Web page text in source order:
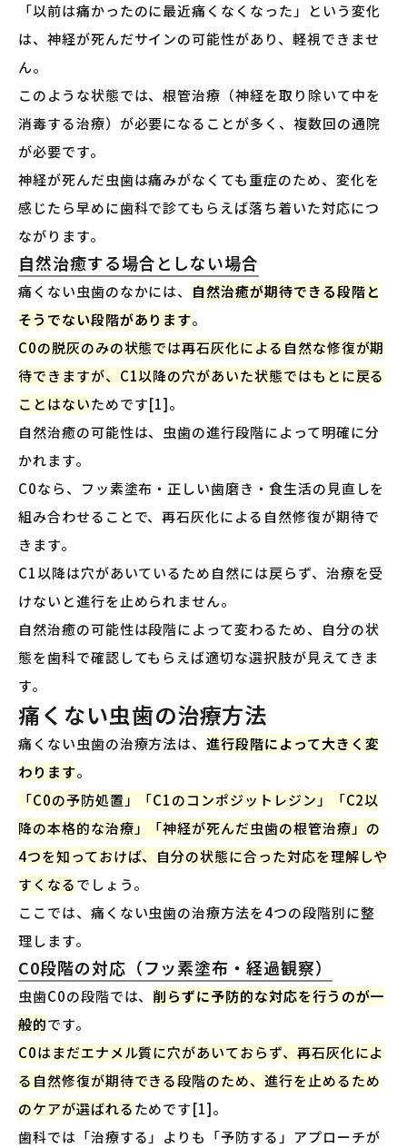
「以前は痛かったのに最近痛くなくなった」という変化
は、神経が死んだサインの可能性があり、軽視できませ
ん。
このような状態では、根管治療（神経を取り除いて中を
消毒する治療）が必要になることが多く、複数回の通院
が必要です。
神経が死んだ虫歯は痛みがなくても重症のため、変化を
感じたら早めに歯科で診てもらえば落ち着いた対応につ
ながります。
自然治癒する場合としない場合
痛くない虫歯のなかには、 自然治癒が期待できる段階と
そうでない段階があります。
C0の脱灰のみの状態では再石灰化による自然な修復が期
待できますが、C1以降の穴があいた状態ではもとに戻る
ことはないためです[1]。
自然治癒の可能性は、虫歯の進行段階によって明確に分
かれます。
C0なら、フッ素塗布・正しい歯磨き・食生活の見直しを
組み合わせることで、再石灰化による自然修復が期待で
きます。
C1以降は穴があいているため自然には戻らず、治療を受
けないと進行を止められません。
自然治癒の可能性は段階によって変わるため、自分の状
態を歯科で確認してもらえば適切な選択肢が見えてきま
す。
痛くない虫歯の治療方法
痛くない虫歯の治療方法は、進行段階によって大きく変
わります。
「C0の予防処置」「C1のコンポジットレジン」「C2以
降の本格的な治療」「神経が死んだ虫歯の根管治療」の
4つを知っておけば、自分の状態に合った対応を理解しや
すくなるでしょう。
ここでは、痛くない虫歯の治療方法を4つの段階別に整
理します。
C0段階の対応（フッ素塗布・経過観察）
虫歯C0の段階では、 削らずに予防的な対応を行うのが一
般的です。
C0はまだエナメル質に穴があいておらず、再石灰化によ
る自然修復が期待できる段階のため、進行を止めるため
のケアが選ばれるためです[1]。
歯科では「治療する」よりも「予防する」アプローチが